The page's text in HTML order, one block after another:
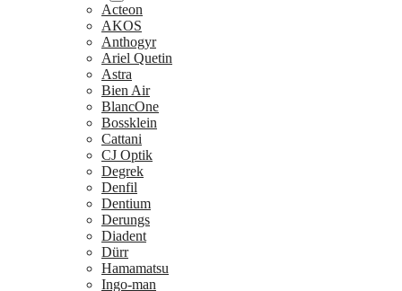
Acteon
AKOS
Anthogyr
Ariel Quetin
Astra
Bien Air
BlancOne
Bossklein
Cattani
CJ Optik
Degrek
Denfil
Dentium
Derungs
Diadent
Dürr
Hamamatsu
Ingo-man